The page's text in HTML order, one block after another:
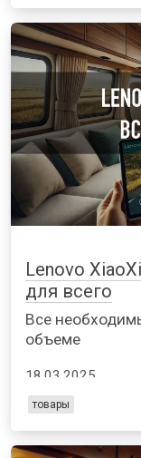
Lenovo
для всего
Все
объеме
18.03.2025
товары